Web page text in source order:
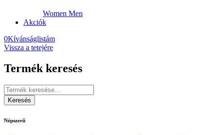
Women Men
Akciók
0Kívánságlistám
Vissza a tetejére
Termék keresés
Népszerű